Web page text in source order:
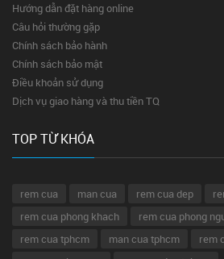
Hướng dẫn đặt hàng online
Câu hỏi thường gặp
Chính sách bảo hành
Chính sách bảo mật
Điều khoản sử dụng
Dịch vụ giao hàng và thu tiền TQ
TOP TỪ KHÓA
rem cua man cua rem cua dep
rem cua phong khach
rem cua phong
rem cua tphcm
man cua tphcm
rem